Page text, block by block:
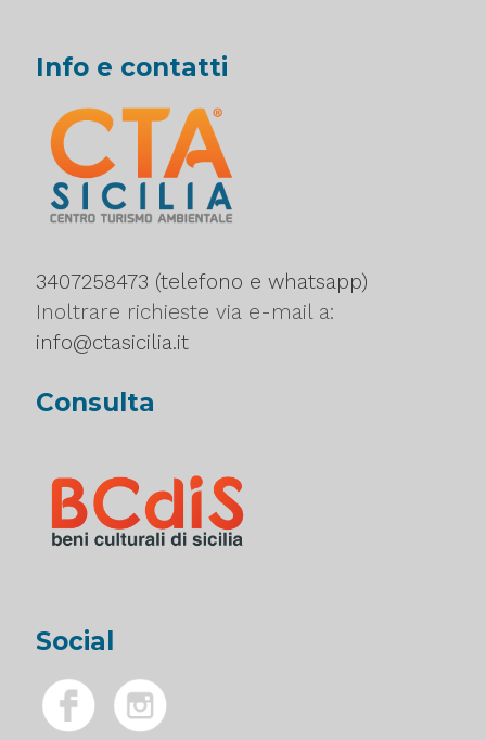
Info e contatti
3407258473 (telefono e whatsapp)
Inoltrare richieste via e-mail a:
info@ctasicilia.it
Consulta
Social